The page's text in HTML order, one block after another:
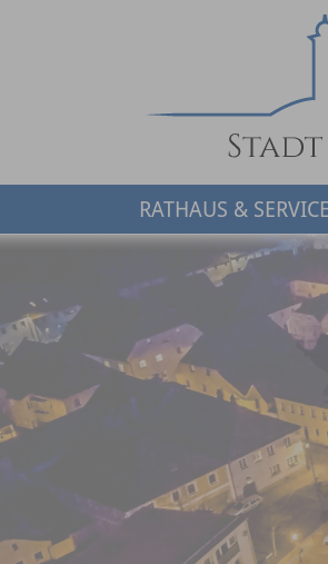
RATHAUS & SERVICE